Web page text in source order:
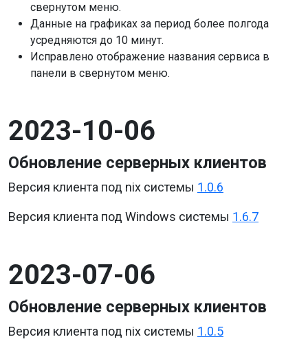
свернутом меню.
Данные на графиках за период более полгода
усредняются до 10 минут.
Исправлено отображение названия сервиса в
панели в свернутом меню.
2023-10-06
Обновление серверных клиентов
Версия клиента под nix системы 1.0.6
Версия клиента под Windows системы 1.6.7
2023-07-06
Обновление серверных клиентов
Версия клиента под nix системы 1.0.5